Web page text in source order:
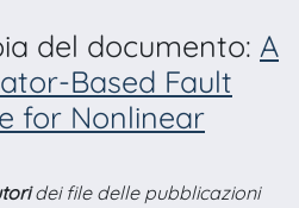
del documento: A
Based Fault
for Nonlinear
dei file delle pubblicazioni